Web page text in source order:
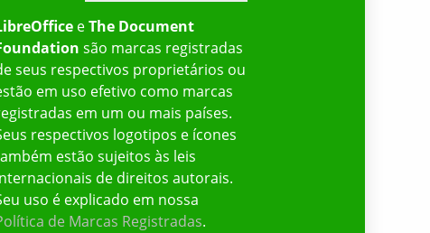
eThe Document
são marcas registradas
seus respectivos proprietários ou
em uso efetivo como marcas
em um ou mais países.
respectivos logotipos e ícones
estão sujeitos às leis
de direitos autorais.
uso é explicado em nossa
de Marcas Registradas.